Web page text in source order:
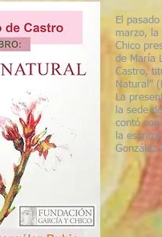
El
marzo, la
Chico
de María
Castro,
Natural"
La
la sede
contó
la
González